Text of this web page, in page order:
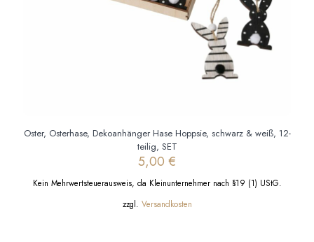
Oster, Osterhase, Dekoanhänger Hase Hoppsie, schwarz & weiß, 12-
teilig, SET
5,00 €
Kein Mehrwertsteuerausweis, da Kleinunternehmer nach §19 (1) UStG.
zzgl. Versandkosten